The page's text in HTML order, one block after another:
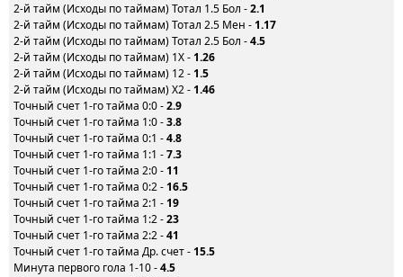
2-й тайм (Исходы по таймам) Тотал 1.5 Бол -2.1
2-й тайм (Исходы по таймам) Тотал 2.5 Мен - 1.17
2-й тайм (Исходы по таймам) Тотал 2.5 Бол -4.5
2-й тайм (Исходы по таймам) 1X - 1.26
2-й тайм (Исходы по таймам) 12 - 1.5
2-й тайм (Исходы по таймам) X2 - 1.46
Точный счет 1-го тайма 0:0 -2.9
Точный счет 1-го тайма 1:0 -3.8
Точный счет 1-го тайма 0:1 -4.8
Точный счет 1-го тайма 1:1 -7.3
Точный счет 1-го тайма 2:0 - 11
Точный счет 1-го тайма 0:2 - 16.5
Точный счет 1-го тайма 2:1 - 19
Точный счет 1-го тайма 1:2 -23
Точный счет 1-го тайма 2:2 -41
Точный счет 1-го тайма Др. счет - 15.5
Минута первого гола 1-10 -4.5